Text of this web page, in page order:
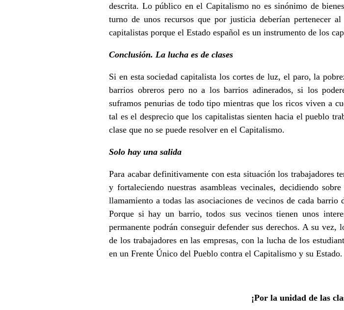
descrita. Lo público en el Capitalismo no es sinónimo de
turno de unos recursos que por justicia deberían pertenecer
capitalistas porque el Estado español es un instrumento de los
Conclusión. La lucha es de clases
Si en esta sociedad capitalista los cortes de luz, el paro, la
barrios obreros pero no a los barrios adinerados, si los
suframos penurias de todo tipo mientras que los ricos viven a
tal es el desprecio que los capitalistas sienten hacia el pueblo
clase que no se puede resolver en el Capitalismo.
Solo hay una salida
Para acabar definitivamente con esta situación los trabajadores
y fortaleciendo nuestras asambleas vecinales, decidiendo
llamamiento a todas las asociaciones de vecinos de cada
Porque si hay un barrio, todos sus vecinos tienen unos
permanente podrán conseguir defender sus derechos. A su
de los trabajadores en las empresas, con la lucha de los
en un Frente Único del Pueblo contra el Capitalismo y su Estado.
¡Por la unidad de las